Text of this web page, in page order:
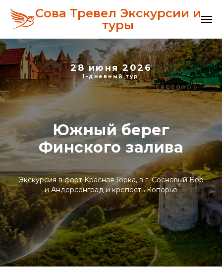
Сова Тревел Экскурсии и
туры
28 июня 2026
1-дневный тур
Южный берег
Финского залива
Экскурсия в форт Красная Горка, в г. Сосновый Бор
и Андерсенград и крепость Копорье